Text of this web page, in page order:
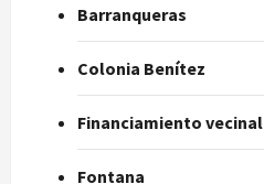
Barranqueras
Colonia Benítez
Financiamiento vecinal
Fontana